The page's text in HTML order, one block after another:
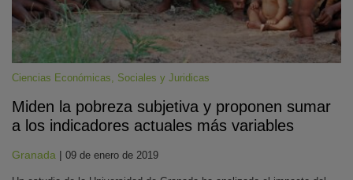
Ciencias Económicas, Sociales y Juridicas
Miden la pobreza subjetiva y proponen sumar
a los indicadores actuales más variables
Granada | 09 de enero de 2019